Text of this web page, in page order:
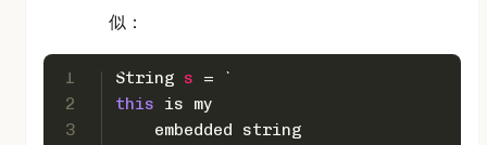
似：
1
2
3
String s = `
this is my
    embedded string